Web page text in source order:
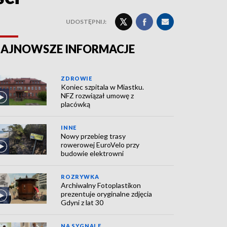
UDOSTĘPNIJ:
INFORMACJE
ZDROWIE
Koniec szpitala w Miastku.
NFZ rozwiązał umowę z
placówką
INNE
Nowy przebieg trasy
rowerowej EuroVelo przy
budowie elektrowni
ROZRYWKA
Archiwalny Fotoplastikon
prezentuje oryginalne zdjęcia
Gdyni z lat 30